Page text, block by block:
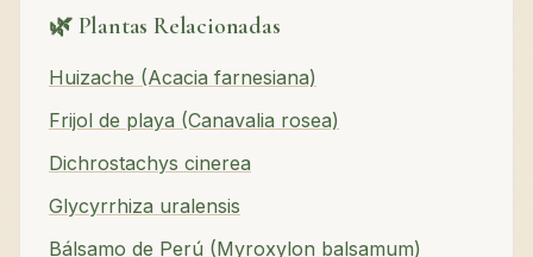
🌿 Plantas Relacionadas
Huizache (Acacia farnesiana)
Frijol de playa (Canavalia rosea)
Dichrostachys cinerea
Glycyrrhiza uralensis
Bálsamo de Perú (Myroxylon balsamum)